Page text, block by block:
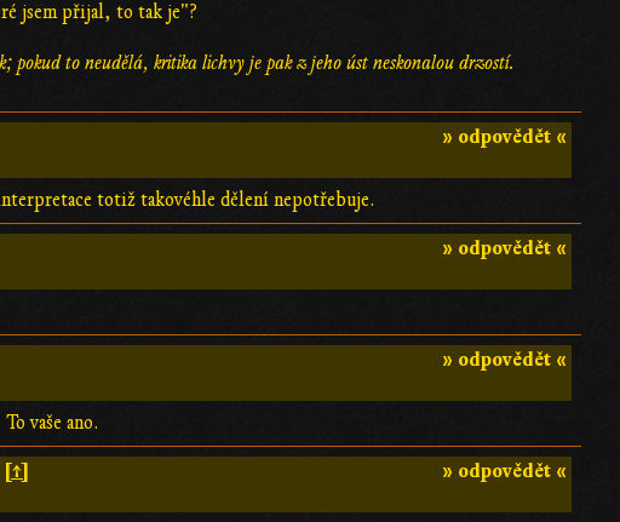
jsem přijal, to tak je"?
pokud to neudělá, kritika lichvy je pak z jeho úst neskonalou drzostí.
» odpovědět «
totiž takovéhle dělení nepotřebuje.
» odpovědět «
» odpovědět «
vaše ano.
» odpovědět «
[↑]